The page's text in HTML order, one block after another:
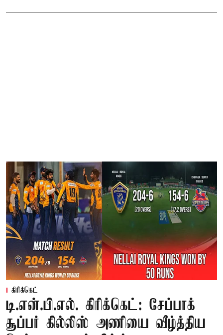
கிரிக்கெட்
டி.என்.பி.எல். கிரிக்கெட்: சேப்பாக்
சூப்பர் கில்லிஸ் அணியை வீழ்த்திய